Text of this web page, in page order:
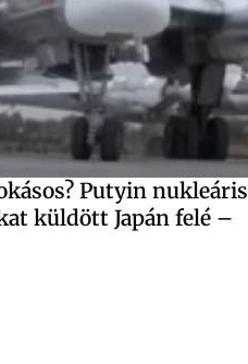
Putyin nukleáris
küldött Japán felé –